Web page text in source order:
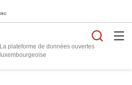
La plateforme de données ouvertes